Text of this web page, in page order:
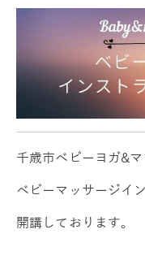
千歳市ベビーヨガ&
ベビーマッサージイ
開講しております。